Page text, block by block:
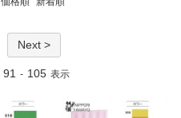
Next >
91 - 105 表示